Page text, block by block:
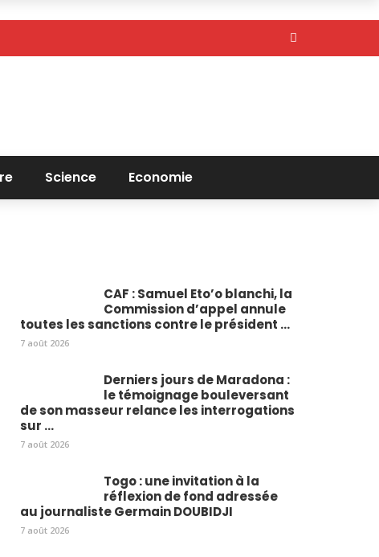
Science Economie
CAF : Samuel Eto’o blanchi, la
Commission d’appel annule
toutes les sanctions contre le président ...
7 août 2026
Derniers jours de Maradona :
le témoignage bouleversant
de son masseur relance les interrogations
sur ...
7 août 2026
Togo : une invitation à la
réflexion de fond adressée
au journaliste Germain DOUBIDJI
7 août 2026